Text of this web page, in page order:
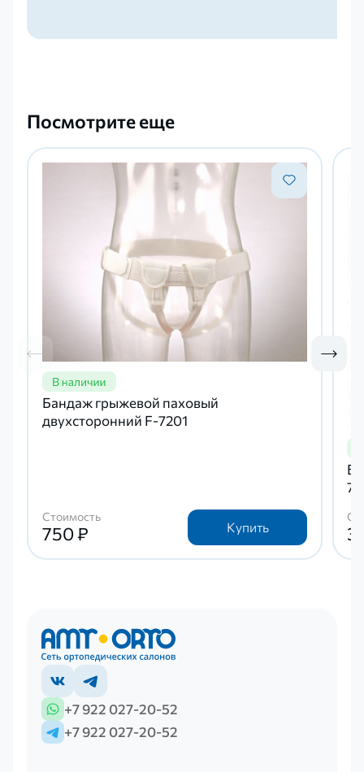
Посмотрите еще
Бандаж грыжевой паховый
двухсторонний F-7201
Стоимость
750 ₽ Купить
+7 922 027-20-52
+7 922 027-20-52